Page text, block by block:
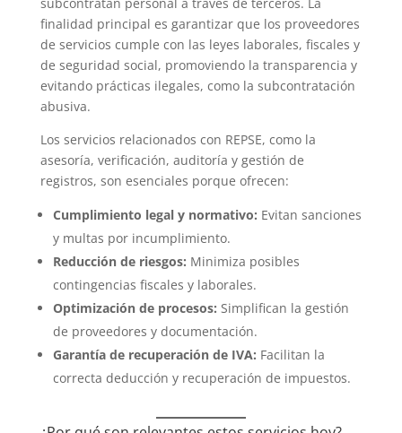
finalidad principal es garantizar que los proveedores
de servicios cumple con las leyes laborales, fiscales y
de seguridad social, promoviendo la transparencia y
evitando prácticas ilegales, como la subcontratación
abusiva.
Los servicios relacionados con REPSE, como la
asesoría, verificación, auditoría y gestión de
registros, son esenciales porque ofrecen:
Cumplimiento legal y normativo: Evitan sanciones
y multas por incumplimiento.
Reducción de riesgos: Minimiza posibles
contingencias fiscales y laborales.
Optimización de procesos: Simplifican la gestión
de proveedores y documentación.
Garantía de recuperación de IVA: Facilitan la
correcta deducción y recuperación de impuestos.